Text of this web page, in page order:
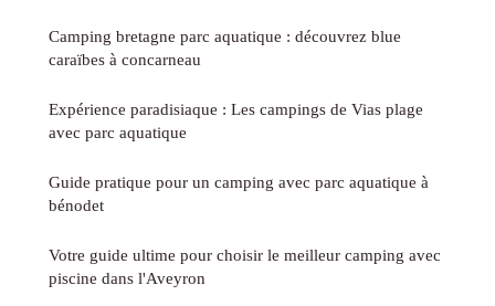
Camping bretagne parc aquatique : découvrez blue
caraïbes à concarneau
Expérience paradisiaque : Les campings de Vias plage
avec parc aquatique
Guide pratique pour un camping avec parc aquatique à
bénodet
Votre guide ultime pour choisir le meilleur camping avec
piscine dans l'Aveyron